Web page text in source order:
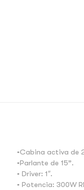
•Cabina activa de
•Parlante de 15”.
• Driver: 1″.
• Potencia: 300W